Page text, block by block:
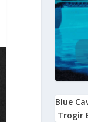
Blue
Trogir